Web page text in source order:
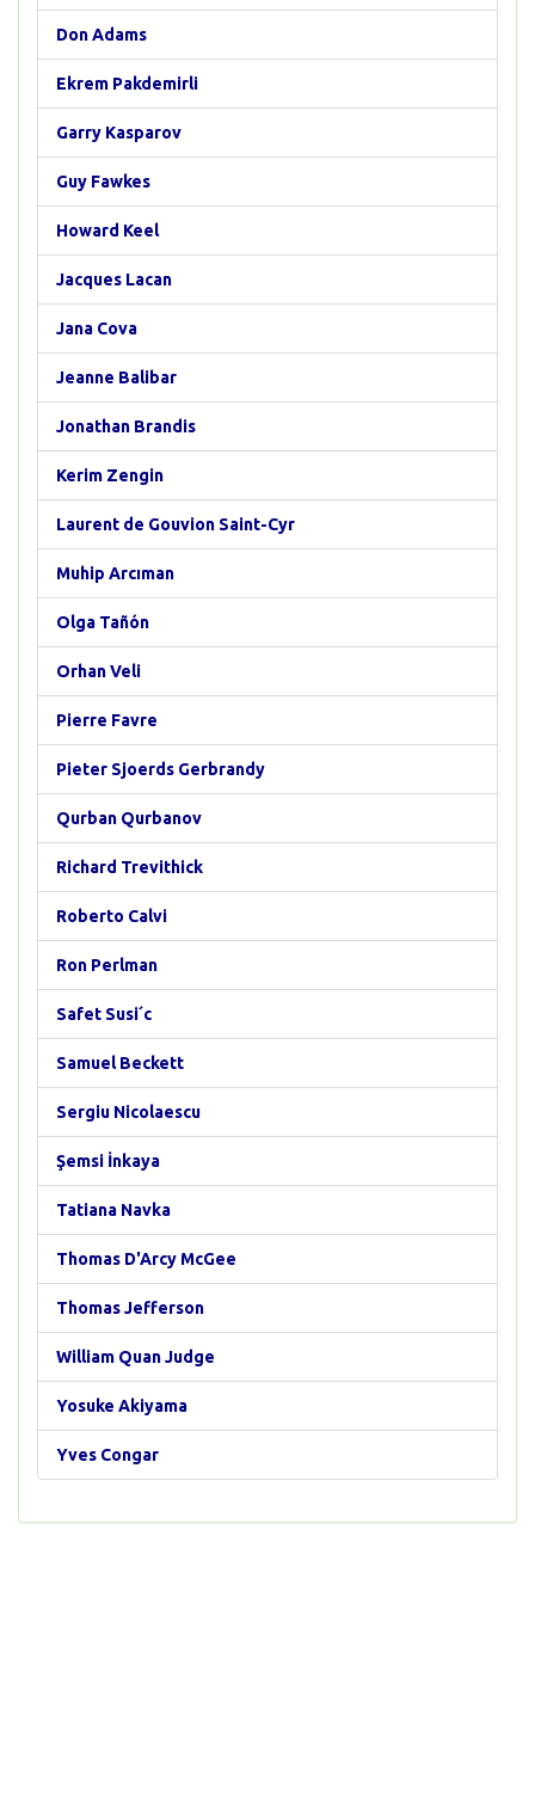
Don Adams
Ekrem Pakdemirli
Garry Kasparov
Guy Fawkes
Howard Keel
Jacques Lacan
Jana Cova
Jeanne Balibar
Jonathan Brandis
Kerim Zengin
Laurent de Gouvion Saint-Cyr
Muhip Arcıman
Olga Tañón
Orhan Veli
Pierre Favre
Pieter Sjoerds Gerbrandy
Qurban Qurbanov
Richard Trevithick
Roberto Calvi
Ron Perlman
Safet Susi´c
Samuel Beckett
Sergiu Nicolaescu
Şemsi İnkaya
Tatiana Navka
Thomas D'Arcy McGee
Thomas Jefferson
William Quan Judge
Yosuke Akiyama
Yves Congar